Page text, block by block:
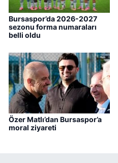
Bursaspor’da 2026-2027
sezonu forma numaraları
belli oldu
Özer Matlı’dan Bursaspor’a
moral ziyareti